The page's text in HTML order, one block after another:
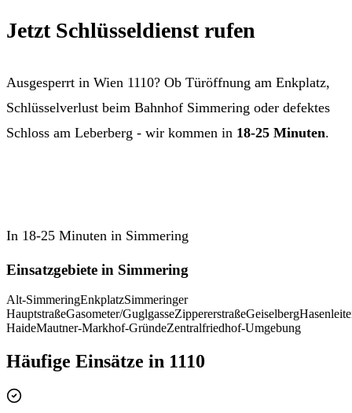
Jetzt Schlüsseldienst rufen
Ausgesperrt in Wien 1110? Ob Türöffnung am Enkplatz,
Schlüsselverlust beim Bahnhof Simmering oder defektes
Schloss am Leberberg - wir kommen in 18-25 Minuten.
In 18-25 Minuten in Simmering
Einsatzgebiete in Simmering
Alt-SimmeringEnkplatzSimmeringer
HauptstraßeGasometer/GuglgasseZippererstraßeGeiselberg
HaideMautner-Markhof-GründeZentralfriedhof-Umgebung
Häufige Einsätze in 1110